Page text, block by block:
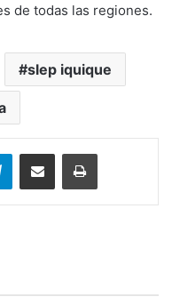
de todas las regiones.
slep iquique
TelegramEnviar vía email Imprimir